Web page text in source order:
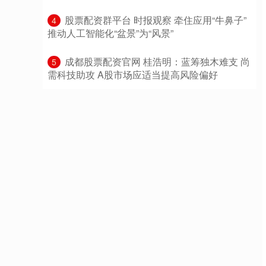
4
​股票配资群平台 时报观察 牵住应用“牛鼻子”
推动人工智能化“盆景”为“风景”
5
​成都股票配资官网 桂浩明：蓝筹独木难支 尚
需科技助攻 A股市场应适当提高风险偏好